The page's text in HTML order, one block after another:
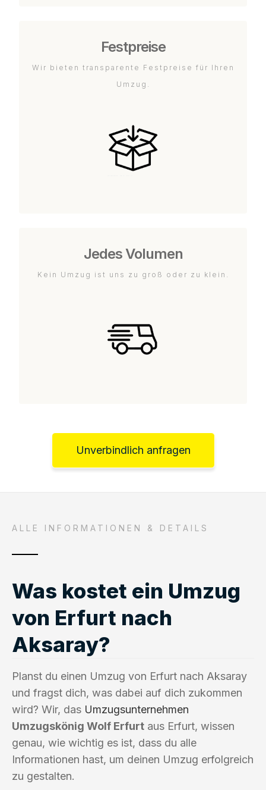
Festpreise
Wir bieten transparente Festpreise für Ihren
Umzug.
Jedes Volumen
Kein Umzug ist uns zu groß oder zu klein.
Unverbindlich anfragen
ALLE INFORMATIONEN & DETAILS
Was kostet ein Umzug
von Erfurt nach
Aksaray?
Planst du einen Umzug von Erfurt nach Aksaray
und fragst dich, was dabei auf dich zukommen
wird? Wir, das Umzugsunternehmen
Umzugskönig Wolf Erfurt aus Erfurt, wissen
genau, wie wichtig es ist, dass du alle
Informationen hast, um deinen Umzug erfolgreich
zu gestalten.